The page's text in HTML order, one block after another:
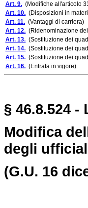
Art. 9. (Modifiche all'articolo
Art. 10. (Disposizioni in
Art. 11. (Vantaggi di carriera)
Art. 12. (Ridenominazione
Art. 13. (Sostituzione dei
Art. 14. (Sostituzione dei
Art. 15. (Sostituzione dei
Art. 16. (Entrata in vigore)
§ 46.8.524 -
Modifica
degli
(G.U. 16